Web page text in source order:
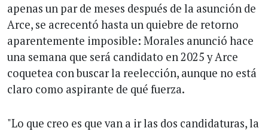
apenas un par de meses después de la asunción de
Arce, se acrecentó hasta un quiebre de retorno
aparentemente imposible: Morales anunció hace
una semana que será candidato en 2025 y Arce
coquetea con buscar la reelección, aunque no está
claro como aspirante de qué fuerza.
"Lo que creo es que van a ir las dos candidaturas, la